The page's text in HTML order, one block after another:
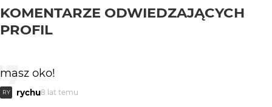
KOMENTARZE ODWIEDZAJĄCYCH
PROFIL
masz oko!
RY rychu8 lat temu